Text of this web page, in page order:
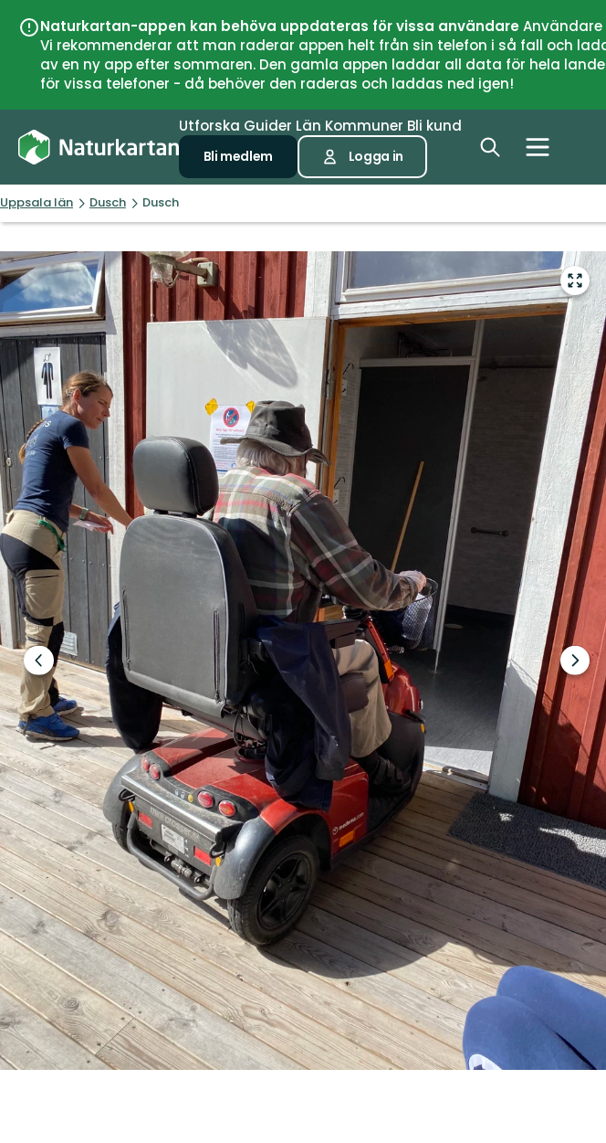
Naturkartan-appen kan behöva uppdateras för vissa användare
Vi rekommenderar att man raderar appen helt från sin telefon i så fall och
av en ny app efter sommaren. Den gamla appen laddar all data för hela
för vissa telefoner - då behöver den raderas och laddas ned igen!
Utforska Guider Län Kommuner Bli kund
Bli medlem Logga in
Uppsala län Dusch Dusch
Gå
till
Föregående
bild